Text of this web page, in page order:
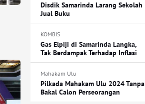
Disdik Samarinda Larang Sekolah
Jual Buku
KOMBIS
Gas Elpiji di Samarinda Langka,
Tak Berdampak Terhadap Inflasi
Mahakam Ulu
Pilkada Mahakam Ulu 2024 Tanpa
Bakal Calon Perseorangan